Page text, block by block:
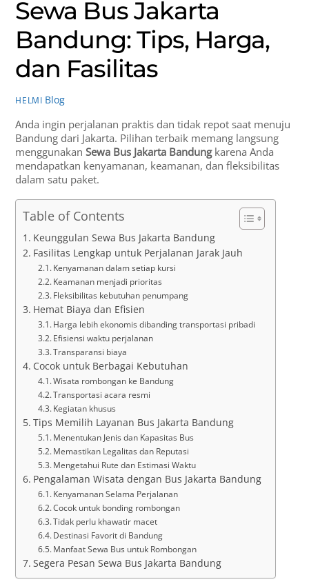
Sewa Bus Jakarta
Bandung: Tips, Harga,
dan Fasilitas
HELMI Blog
Anda ingin perjalanan praktis dan tidak repot saat menuju
Bandung dari Jakarta. Pilihan terbaik memang langsung
menggunakanSewa Bus Jakarta Bandungkarena Anda
mendapatkan kenyamanan, keamanan, dan fleksibilitas
dalam satu paket.
Table of Contents
Keunggulan Sewa Bus Jakarta Bandung
Fasilitas Lengkap untuk Perjalanan Jarak Jauh
Kenyamanan dalam setiap kursi
Keamanan menjadi prioritas
Fleksibilitas kebutuhan penumpang
Hemat Biaya dan Efisien
Harga lebih ekonomis dibanding transportasi pribadi
Efisiensi waktu perjalanan
Transparansi biaya
Cocok untuk Berbagai Kebutuhan
Wisata rombongan ke Bandung
Transportasi acara resmi
Kegiatan khusus
Tips Memilih Layanan Bus Jakarta Bandung
Menentukan Jenis dan Kapasitas Bus
Memastikan Legalitas dan Reputasi
Mengetahui Rute dan Estimasi Waktu
Pengalaman Wisata dengan Bus Jakarta Bandung
Kenyamanan Selama Perjalanan
Cocok untuk bonding rombongan
Tidak perlu khawatir macet
Destinasi Favorit di Bandung
Manfaat Sewa Bus untuk Rombongan
Segera Pesan Sewa Bus Jakarta Bandung